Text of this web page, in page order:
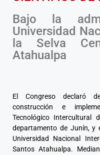
Bajo la
Universidad
la Selva
Atahualpa
El Congreso declaró
construcción e
Tecnológico Intercultural
departamento de Junín, y
Universidad Nacional
Santos Atahualpa.